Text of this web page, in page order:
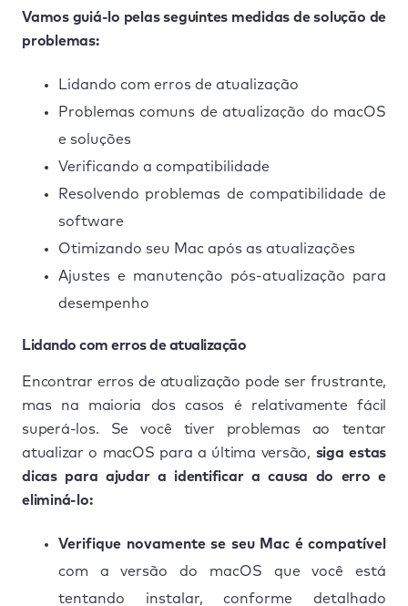
Vamos guiá-lo pelas seguintes medidas de solução de
problemas:
Lidando com erros de atualização
Problemas comuns de atualização do macOS
e soluções
Verificando a compatibilidade
Resolvendo problemas de compatibilidade de
software
Otimizando seu Mac após as atualizações
Ajustes e manutenção pós-atualização para
desempenho
Lidando com erros de atualização
Encontrar erros de atualização pode ser frustrante,
mas na maioria dos casos é relativamente fácil
superá-los. Se você tiver problemas ao tentar
atualizar o macOS para a última versão, siga estas
dicas para ajudar a identificar a causa do erro e
eliminá-lo:
Verifique novamente se seu Mac é compatível
com a versão do macOS que você está
tentando instalar, conforme detalhado